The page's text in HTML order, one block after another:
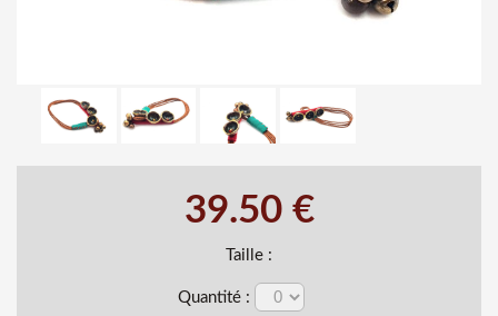
39.50 €
Taille :
Quantité :